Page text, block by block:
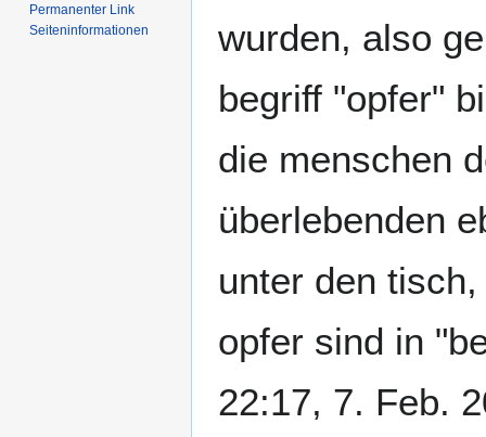
wurden, also
begriff "opfer"
die menschen
überlebenden
unter den
opfer sind in
22:17, 7. Feb.
Permanenter Link
Seiten­­informationen